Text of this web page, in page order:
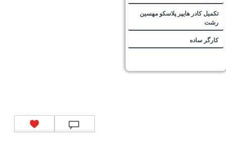
تکمیل کادر هایپر پلاسکو مهسین
رشت
کارگر ساده